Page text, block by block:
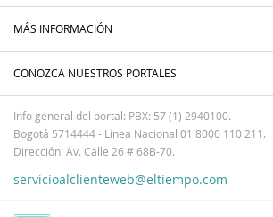
MÁS INFORMACIÓN
CONOZCA NUESTROS PORTALES
Info general del portal: PBX: 57 (1) 2940100.
Bogotá 5714444 - Línea Nacional 01 8000 110 211.
Dirección: Av. Calle 26 # 68B-70.
servicioalclienteweb@eltiempo.com